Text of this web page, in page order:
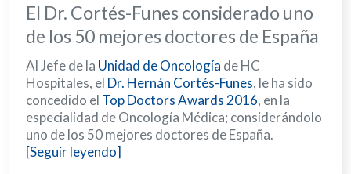
El Dr. Cortés-Funes considerado uno
de los 50 mejores doctores de España
Al Jefe de la Unidad de Oncología de HC
Hospitales, el Dr. Hernán Cortés-Funes, le ha sido
concedido el Top Doctors Awards 2016, en la
especialidad de Oncología Médica; considerándolo
uno de los 50 mejores doctores de España.
[Seguir leyendo]